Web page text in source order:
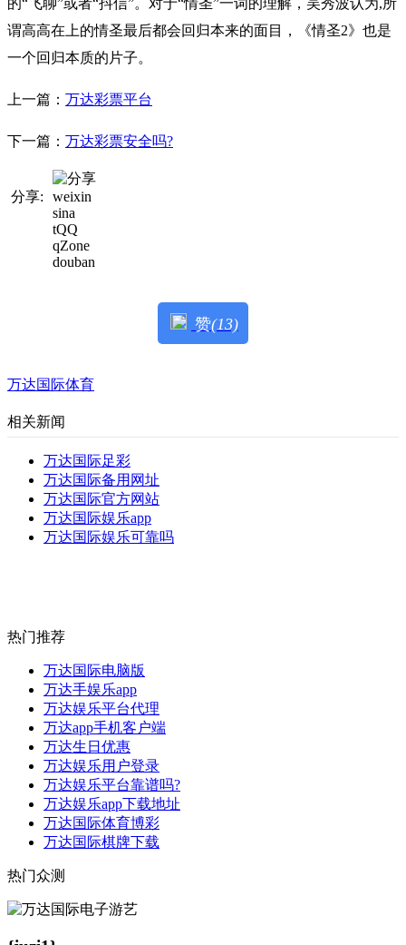
的“飞聊”或者“抖信”。对于“情圣”一词的理解，吴秀波认为,所
谓高高在上的情圣最后都会回归本来的面目，《情圣2》也是
一个回归本质的片子。
上一篇： 万达彩票平台
下一篇： 万达彩票安全吗?
分享:
weixin
sina
tQQ
qZone
douban
赞(13)
万达国际体育
相关新闻
万达国际足彩
万达国际备用网址
万达国际官方网站
万达国际娱乐app
万达国际娱乐可靠吗
热门推荐
万达国际电脑版
万达手娱乐app
万达娱乐平台代理
万达app手机客户端
万达生日优惠
万达娱乐用户登录
万达娱乐平台靠谱吗?
万达娱乐app下载地址
万达国际体育博彩
万达国际棋牌下载
热门众测